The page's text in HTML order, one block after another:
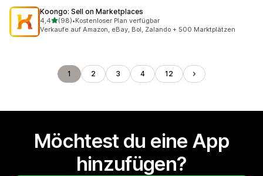
Koongo: Sell on Marketplaces
4,4von 5 Sternen
(98)
98 Rezensionen insgesamt
•Kostenloser Plan verfügbar
Verkaufe auf Amazon, eBay, Bol, Zalando + 500 Marktplätzen
1 2 3 4 12
Möchtest du eine App
hinzufügen?